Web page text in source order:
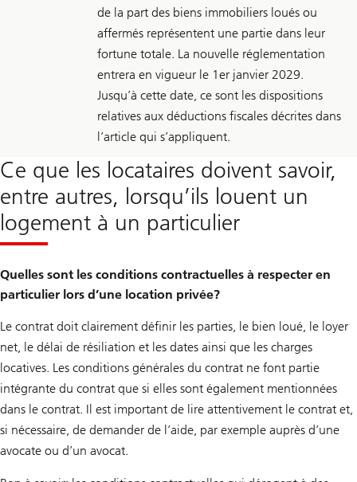
de la part des biens immobiliers loués ou
affermés représentent une partie dans leur
fortune totale. La nouvelle réglementation
entrera en vigueur le 1er janvier 2029.
Jusqu’à cette date, ce sont les dispositions
relatives aux déductions fiscales décrites dans
l’article qui s’appliquent.
Ce que les locataires doivent savoir,
entre autres, lorsqu’ils louent un
logement à un particulier
Quelles sont les conditions contractuelles à respecter en
particulier lors d’une location privée?
Le contrat doit clairement définir les parties, le bien loué, le loyer
net, le délai de résiliation et les dates ainsi que les charges
locatives. Les conditions générales du contrat ne font partie
intégrante du contrat que si elles sont également mentionnées
dans le contrat. Il est important de lire attentivement le contrat et,
si nécessaire, de demander de l’aide, par exemple auprès d’une
avocate ou d’un avocat.